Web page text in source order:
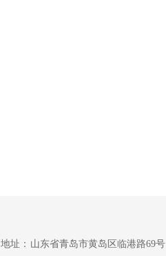
地址： 山东省青岛市黄岛区临港路69号